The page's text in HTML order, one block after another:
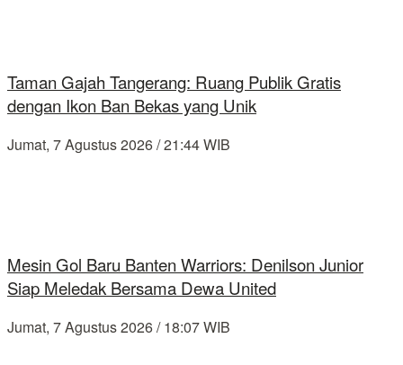
Taman Gajah Tangerang: Ruang Publik Gratis
dengan Ikon Ban Bekas yang Unik
Jumat, 7 Agustus 2026 / 21:44 WIB
Mesin Gol Baru Banten Warriors: Denilson Junior
Siap Meledak Bersama Dewa United
Jumat, 7 Agustus 2026 / 18:07 WIB